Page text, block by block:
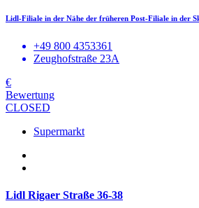
Lidl-Filiale in der Nähe der früheren Post-Filiale in der
+49 800 4353361
Zeughofstraße 23A
€
Bewertung
CLOSED
Supermarkt
Lidl Rigaer Straße 36-38